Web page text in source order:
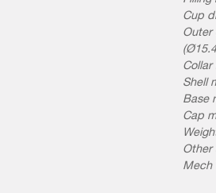
Cup
Outer
Collar
Shell
Base
Cap
Other
Mech